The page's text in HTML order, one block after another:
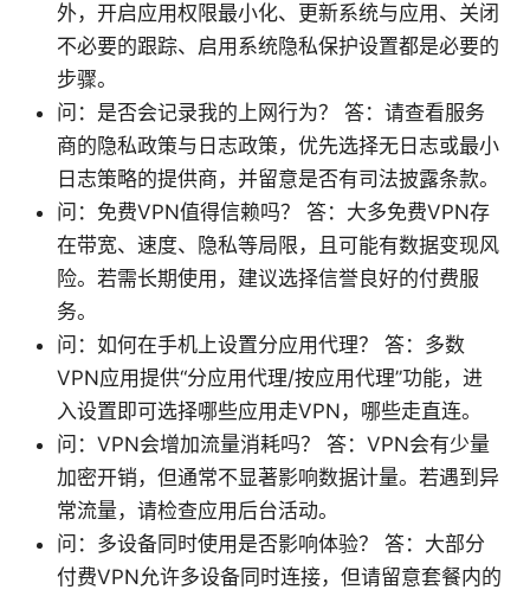
外，开启应用权限最小化、更新系统与应用、关闭
不必要的跟踪、启用系统隐私保护设置都是必要的
步骤。
问：是否会记录我的上网行为？ 答：请查看服务
商的隐私政策与日志政策，优先选择无日志或最小
日志策略的提供商，并留意是否有司法披露条款。
问：免费VPN值得信赖吗？ 答：大多免费VPN存
在带宽、速度、隐私等局限，且可能有数据变现风
险。若需长期使用，建议选择信誉良好的付费服
务。
问：如何在手机上设置分应用代理？ 答：多数
VPN应用提供“分应用代理/按应用代理”功能，进
入设置即可选择哪些应用走VPN，哪些走直连。
问：VPN会增加流量消耗吗？ 答：VPN会有少量
加密开销，但通常不显著影响数据计量。若遇到异
常流量，请检查应用后台活动。
问：多设备同时使用是否影响体验？ 答：大部分
付费VPN允许多设备同时连接，但请留意套餐内的